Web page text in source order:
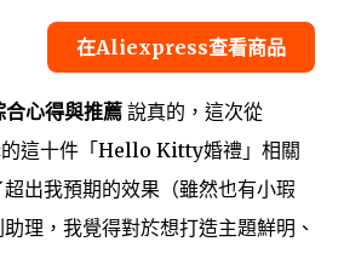
在Aliexpress查看商品
心得與推薦 說真的，這次從
這十件「Hello Kitty婚禮」相關
出我預期的效果（雖然也有小瑕
理，我覺得對於想打造主題鮮明、